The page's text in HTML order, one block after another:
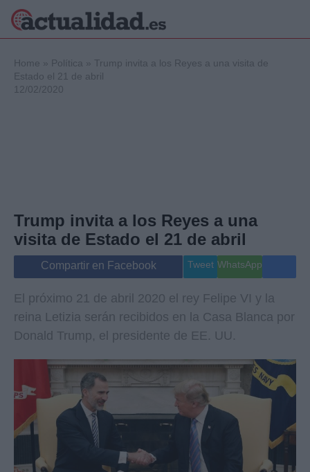
Internacional
Viajes
Gente
Musica
Home » Política » Trump invita a los Reyes a una visita de
Estado el 21 de abril
12/02/2020
Trump invita a los Reyes a una
visita de Estado el 21 de abril
Compartir en Facebook Tweet WhatsApp
El próximo 21 de abril 2020 el rey Felipe VI y la
reina Letizia serán recibidos en la Casa Blanca por
Donald Trump, el presidente de EE. UU.